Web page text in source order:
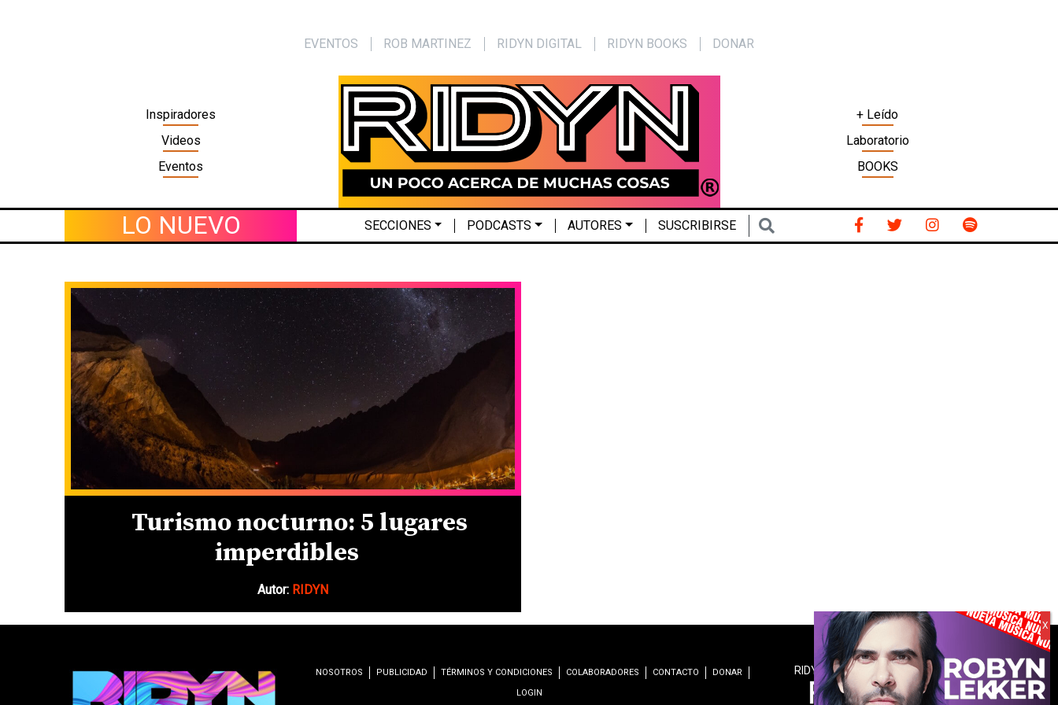
EVENTOS ROB MARTINEZ RIDYN DIGITAL RIDYN BOOKS DONAR
Inspiradores
Videos
Eventos
+ Leído
Laboratorio
BOOKS
LO NUEVO SECCIONES PODCASTS AUTORES SUSCRIBIRSE
Turismo nocturno: 5 lugares
imperdibles
Autor: RIDYN
NOSOTROS PUBLICIDAD TÉRMINOS Y CONDICIONES COLABORADORES CONTACTO
DONAR
LOGIN
RIDYN.COM es una revista digital de: